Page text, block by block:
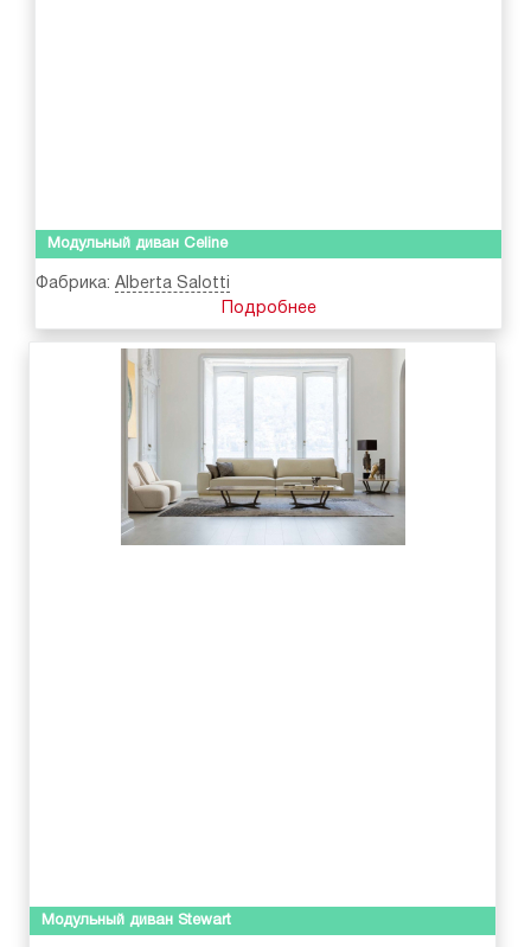
Модульный диван Celine
Фабрика: Alberta Salotti
Подробнее
Модульный диван Stewart